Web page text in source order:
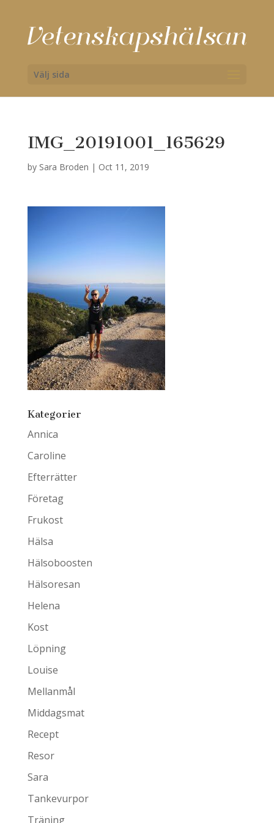
Välj sida
IMG_20191001_165629
by Sara Broden | Oct 11, 2019
Kategorier
Annica
Caroline
Efterrätter
Företag
Frukost
Hälsa
Hälsoboosten
Hälsoresan
Helena
Kost
Löpning
Louise
Mellanmål
Middagsmat
Recept
Resor
Sara
Tankevurpor
Träning